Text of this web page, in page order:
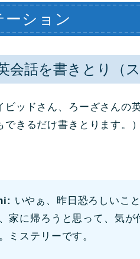
ーション
会話を書きとり（ス
ビッドさん、ろーざさんの
できるだけ書きとります。）
いやぁ、昨日恐ろしいこ
家に帰ろうと思って、気
ミステリーです。